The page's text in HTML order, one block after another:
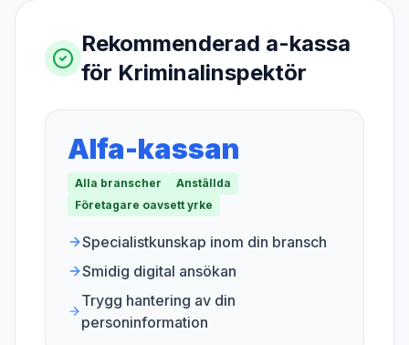
Rekommenderad a-kassa
för Kriminalinspektör
Alfa-kassan
Alla branscher
Anställda
Företagare oavsett yrke
Specialistkunskap inom din bransch
Smidig digital ansökan
Trygg hantering av din
personinformation